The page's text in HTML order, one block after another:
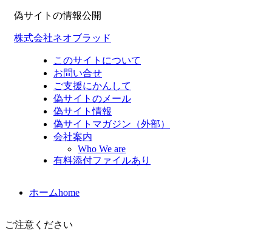
偽サイトの情報公開
株式会社ネオブラッド
このサイトについて
お問い合せ
ご支援にかんして
偽サイトのメール
偽サイト情報
偽サイトマガジン（外部）
会社案内
Who We are
有料添付ファイルあり
ホームhome
ご注意ください